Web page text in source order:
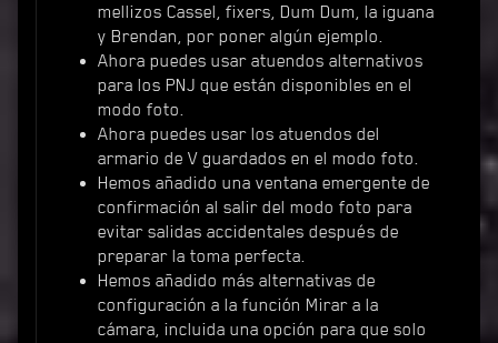
mellizos Cassel, fixers, Dum Dum, la iguana
y Brendan, por poner algún ejemplo.
Ahora puedes usar atuendos alternativos
para los PNJ que están disponibles en el
modo foto.
Ahora puedes usar los atuendos del
armario de V guardados en el modo foto.
Hemos añadido una ventana emergente de
confirmación al salir del modo foto para
evitar salidas accidentales después de
preparar la toma perfecta.
Hemos añadido más alternativas de
configuración a la función Mirar a la
cámara, incluida una opción para que solo